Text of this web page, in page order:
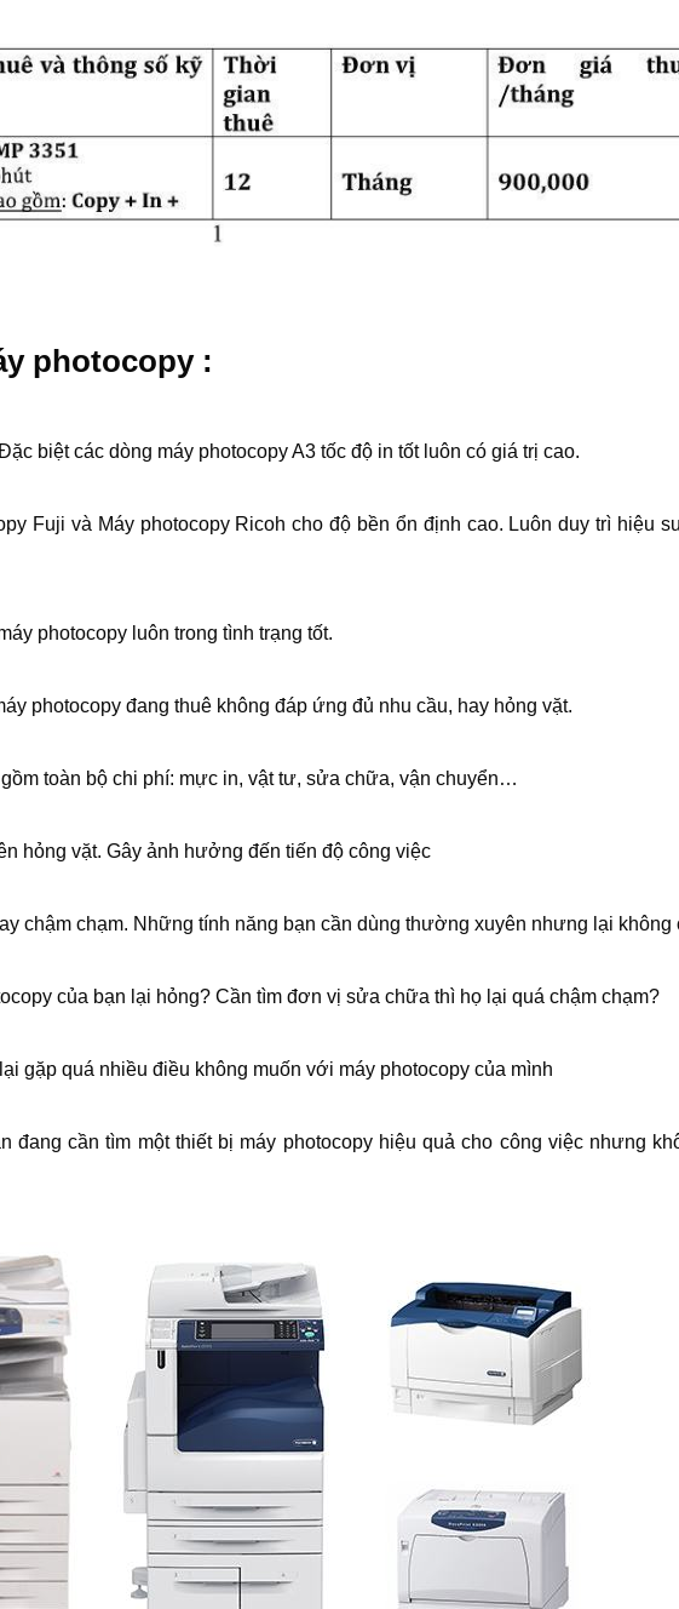
photocopy :
biệt các dòng máy photocopy A3 tốc độ in tốt luôn có giá trị cao.
Fuji và Máy photocopy Ricoh cho độ bền ổn định cao. Luôn duy trì hiệu
photocopy luôn trong tình trạng tốt.
photocopy đang thuê không đáp ứng đủ nhu cầu, hay hỏng vặt.
toàn bộ chi phí: mực in, vật tư, sửa chữa, vận chuyển…
hỏng vặt. Gây ảnh hưởng đến tiến độ công việc
chậm chạm. Những tính năng bạn cần dùng thường xuyên nhưng lại không
của bạn lại hỏng? Cần tìm đơn vị sửa chữa thì họ lại quá chậm chạm?
gặp quá nhiều điều không muốn với máy photocopy của mình
đang cần tìm một thiết bị máy photocopy hiệu quả cho công việc nhưng